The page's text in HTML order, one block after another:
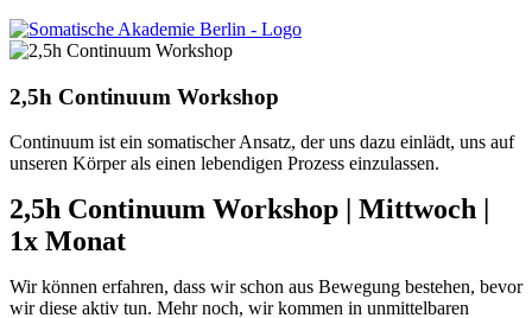
2,5h Continuum Workshop
Continuum ist ein somatischer Ansatz, der uns dazu einlädt, uns auf
unseren Körper als einen lebendigen Prozess einzulassen.
2,5h Continuum Workshop | Mittwoch |
1x Monat
Wir können erfahren, dass wir schon aus Bewegung bestehen, bevor
wir diese aktiv tun. Mehr noch, wir kommen in unmittelbaren